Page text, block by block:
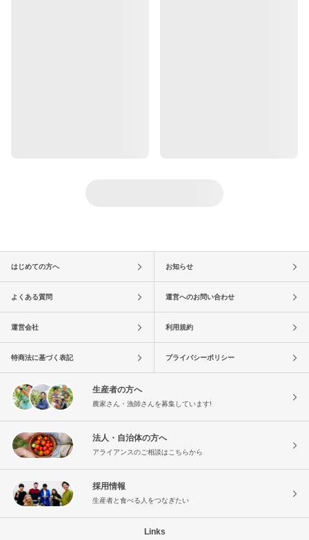
はじめての方へ お知らせ
よくある質問 運営へのお問い合わせ
運営会社 利用規約
特商法に基づく表記 プライバシーポリシー
生産者の方へ
農家さん・漁師さんを募集しています!
法人・自治体の方へ
アライアンスのご相談はこちらから
採用情報
生産者と食べる人をつなぎたい
Links